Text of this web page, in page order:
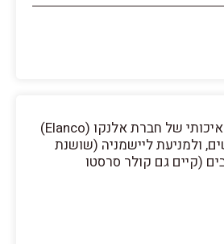
הקולר המתקדם והאיכותי של חברת אלנקו (Elanco)
ולמניעת ליישמניה (שושנת
(קיים גם קולר סרסטו